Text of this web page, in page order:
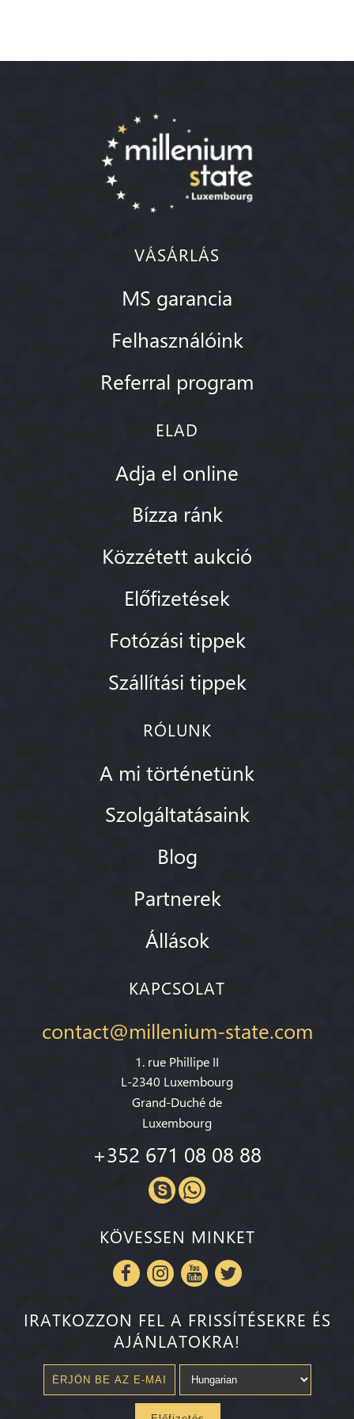
VÁSÁRLÁS
MS garancia
Felhasználóink
Referral program
ELAD
Adja el online
Bízza ránk
Közzétett aukció
Előfizetések
Fotózási tippek
Szállítási tippek
RÓLUNK
A mi történetünk
Szolgáltatásaink
Blog
Partnerek
Állások
KAPCSOLAT
contact@millenium-state.com
1. rue Phillipe II
L-2340 Luxembourg
Grand-Duché de
Luxembourg
+352 671 08 08 88
KÖVESSEN MINKET
IRATKOZZON FEL A FRISSÍTÉSEKRE ÉS
AJÁNLATOKRA!